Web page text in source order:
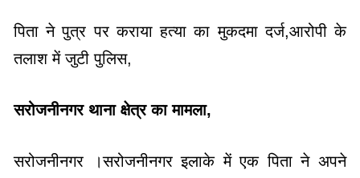
पिता ने पुत्र पर कराया हत्या का मुकदमा दर्ज,आरोपी के
तलाश में जुटी पुलिस,
सरोजनीनगर थाना क्षेत्र का मामला,
सरोजनीनगर ।सरोजनीनगर इलाके में एक पिता ने अपने